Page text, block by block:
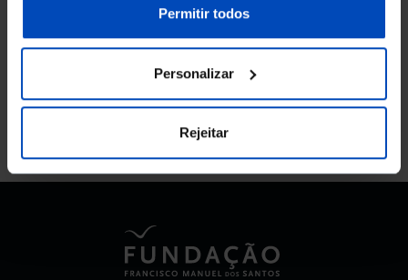
Política de Cookies.
Permitir todos
Personalizar
Rejeitar